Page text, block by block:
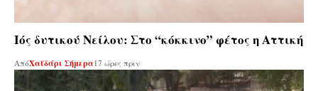
Ιός δυτικού Νείλου: Στο “κόκκινο” φέτος η Αττική
ΑπόΧαϊδάρι Σήμερα 17 ώρες πριν